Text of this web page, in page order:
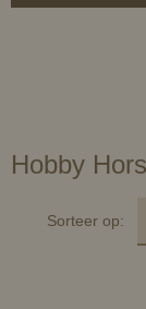
Hobby
Sorteer op: